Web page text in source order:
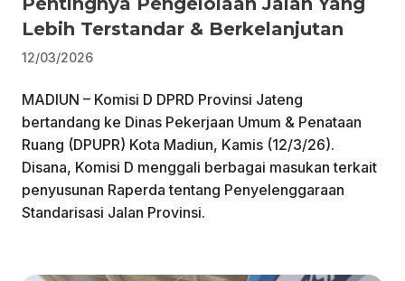
Lebih Terstandar & Berkelanjutan
12/03/2026
MADIUN – Komisi D DPRD Provinsi Jateng
bertandang ke Dinas Pekerjaan Umum & Penataan
Ruang (DPUPR) Kota Madiun, Kamis (12/3/26).
Disana, Komisi D menggali berbagai masukan terkait
penyusunan Raperda tentang Penyelenggaraan
Standarisasi Jalan Provinsi.